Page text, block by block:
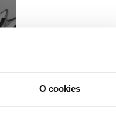
O cookies